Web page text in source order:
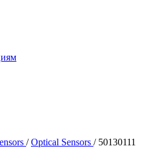
/Optical Sensors / 50130111